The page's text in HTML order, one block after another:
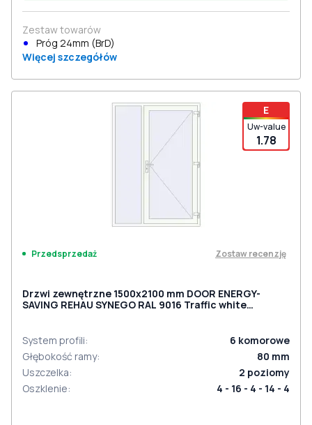
Zestaw towarów
Próg 24mm (BrD)
Więcej szczegółów
E
Uw-value
1.78
Przedsprzedaż Zostaw recenzję
Drzwi zewnętrzne 1500x2100 mm DOOR ENERGY-
SAVING REHAU SYNEGO RAL 9016 Traffic white
System profili: 6 komorowe
Głębokość ramy: 80 mm
Uszczelka: 2 poziomy
Oszklenie: 4 - 16 - 4 - 14 - 4